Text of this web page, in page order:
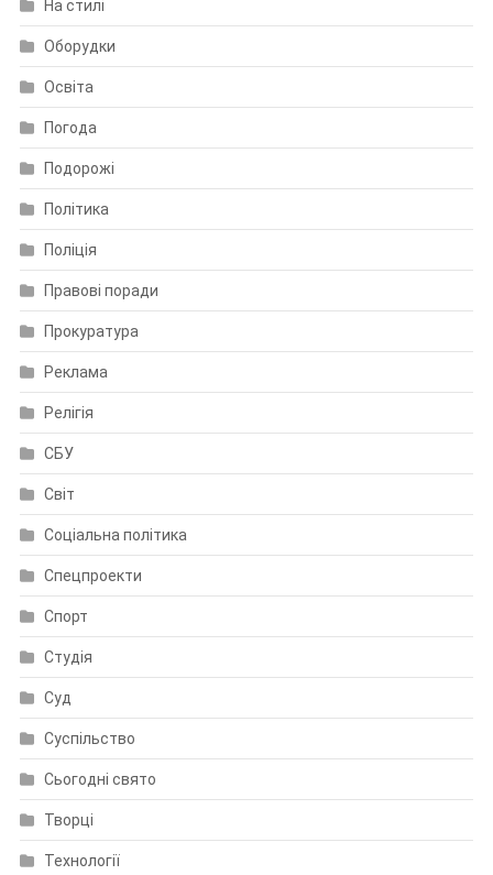
На стилі
Оборудки
Освіта
Погода
Подорожі
Політика
Поліція
Правові поради
Прокуратура
Реклама
Релігія
СБУ
Світ
Соціальна політика
Спецпроекти
Спорт
Студія
Суд
Суспільство
Сьогодні свято
Творці
Технології